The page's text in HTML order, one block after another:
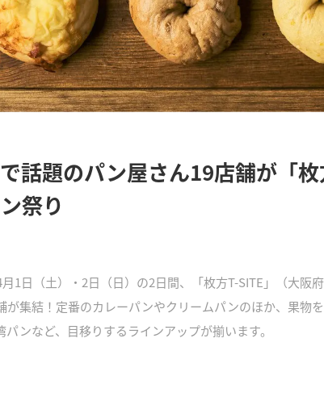
話題のパン屋さん19店舗が「
祭り
月1日（土）・2日（日）の2日間、「枚方T-SITE」（大阪
が集結！定番のカレーパンやクリームパンのほか、果物
パンなど、目移りするラインアップが揃います。